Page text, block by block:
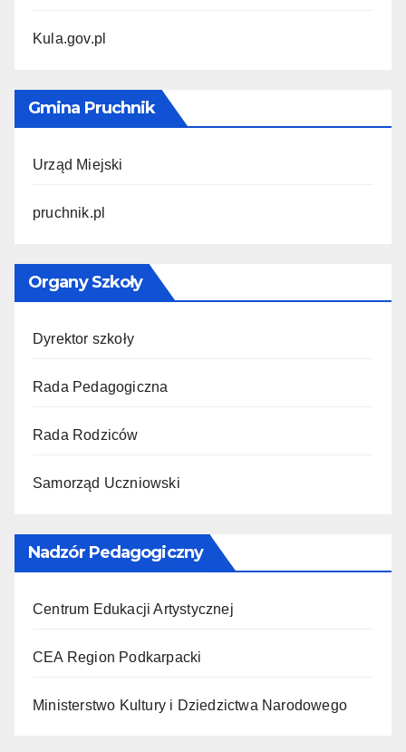
Kula.gov.pl
Gmina Pruchnik
Urząd Miejski
pruchnik.pl
Organy Szkoły
Dyrektor szkoły
Rada Pedagogiczna
Rada Rodziców
Samorząd Uczniowski
Nadzór Pedagogiczny
Centrum Edukacji Artystycznej
CEA Region Podkarpacki
Ministerstwo Kultury i Dziedzictwa Narodowego